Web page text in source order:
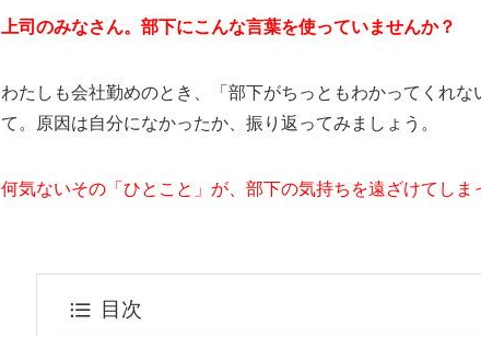
上司のみなさん。部下にこんな言葉を使っていませんか？
わたしも会社勤めのとき、「部下がちっともわかってくれ
て。原因は自分になかったか、振り返ってみましょう。
何気ないその「ひとこと」が、部下の気持ちを遠ざけてしま
目次